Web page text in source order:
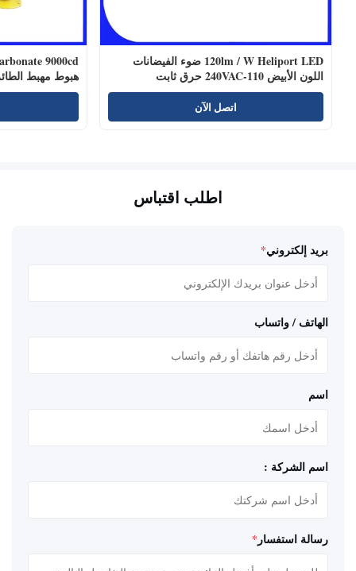
120lm / W Heliport LED ضوء الفيضانات
اللون الأبيض 110-240VAC حرق ثابت
اتصل الآن
هبوط مهبط
اطلب اقتباس
بريد إلكتروني*
الهاتف / واتساب
اسم
اسم الشركة :
رسالة استفسار *